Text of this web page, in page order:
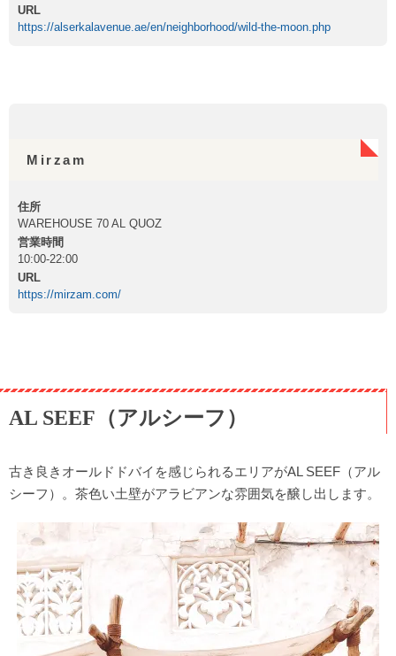
URL
https://alserkalavenue.ae/en/neighborhood/wild-the-moon.php
Mirzam
住所
WAREHOUSE 70 AL QUOZ
営業時間
10:00-22:00
URL
https://mirzam.com/
AL SEEF（アルシーフ）
古き良きオールドドバイを感じられるエリアがAL SEEF（アル
シーフ）。茶色い土壁がアラビアンな雰囲気を醸し出します。